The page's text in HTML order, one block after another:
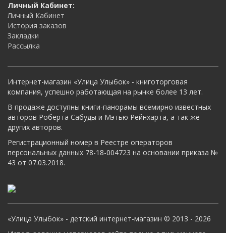
Личный Кабинет:
Личный Кабинет
История заказов
Закладки
Рассылка
Интернет-магазин «Улица Улыбок» - книготорговая
компания, успешно работающая на рынке более 13 лет.
В продаже доступны книги-панорамы всемирно известных
авторов Роберта Сабуды и Мэтью Рейнхарта, а так же
других авторов.
Регистрационный номер в Реестре операторов
персональных данных 78-18-004723 на основании приказа №
43 от 07.03.2018.
«Улица Улыбок» - детский интернет-магазин © 2013 - 2026